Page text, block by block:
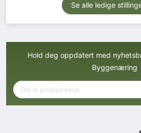
Se alle ledige
Hold deg oppdatert med
Byggenæring